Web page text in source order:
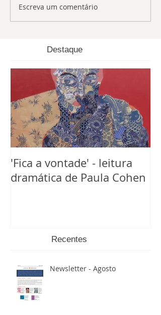
Escreva um comentário
Destaque
'Fica a vontade' - leitura
dramática de Paula Cohen
Recentes
Newsletter - Agosto